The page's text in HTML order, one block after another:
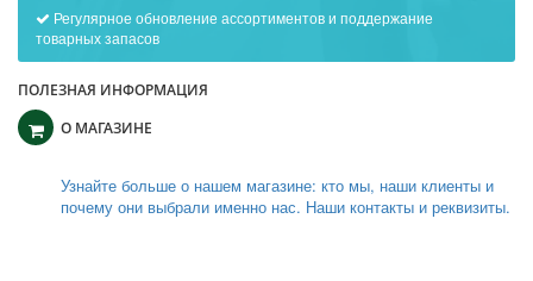
Регулярное обновление ассортиментов и поддержание
товарных запасов
ПОЛЕЗНАЯ ИНФОРМАЦИЯ
О МАГАЗИНЕ
Узнайте больше о нашем магазине: кто мы, наши клиенты и
почему они выбрали именно нас. Наши контакты и реквизиты.